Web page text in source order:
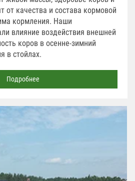
от качества и состава кормовой
кормления. Наши
влияние воздействия внешней
коров в осенне-зимний
в стойлах.
Подробнее